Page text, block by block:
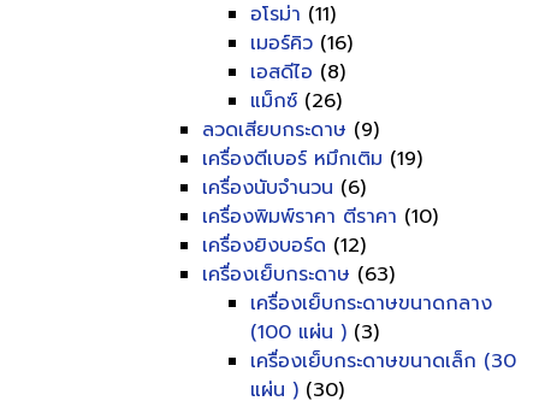
อโรม่า (11)
เมอร์คิว (16)
เอสดีไอ (8)
แม็กซ์ (26)
ลวดเสียบกระดาษ (9)
เครื่องตีเบอร์ หมึกเติม (19)
เครื่องนับจำนวน (6)
เครื่องพิมพ์ราคา ตีราคา (10)
เครื่องยิงบอร์ด (12)
เครื่องเย็บกระดาษ (63)
เครื่องเย็บกระดาษขนาดกลาง
(100 แผ่น ) (3)
เครื่องเย็บกระดาษขนาดเล็ก (30
แผ่น ) (30)